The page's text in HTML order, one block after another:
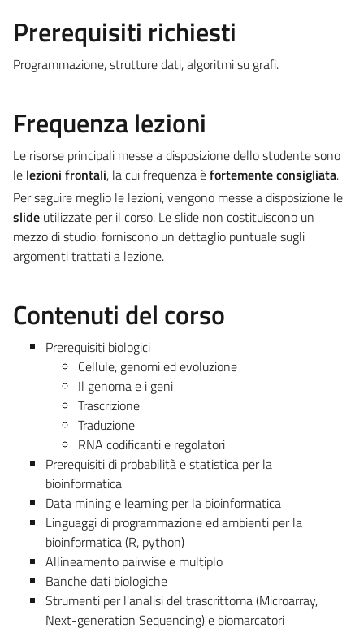
Prerequisiti richiesti
Programmazione, strutture dati, algoritmi su grafi.
Frequenza lezioni
Le risorse principali messe a disposizione dello studente sono
le lezioni frontali, la cui frequenza èfortemente consigliata.
Per seguire meglio le lezioni, vengono messe a disposizione le
slide utilizzate per il corso. Le slide non costituiscono un
mezzo di studio: forniscono un dettaglio puntuale sugli
argomenti trattati a lezione.
Contenuti del corso
Prerequisiti biologici
Cellule, genomi ed evoluzione
Il genoma e i geni
Trascrizione
Traduzione
RNA codificanti e regolatori
Prerequisiti di probabilità e statistica per la
bioinformatica
Data mining e learning per la bioinformatica
Linguaggi di programmazione ed ambienti per la
bioinformatica (R, python)
Allineamento pairwise e multiplo
Banche dati biologiche
Strumenti per l'analisi del trascrittoma (Microarray,
Next-generation Sequencing) e biomarcatori